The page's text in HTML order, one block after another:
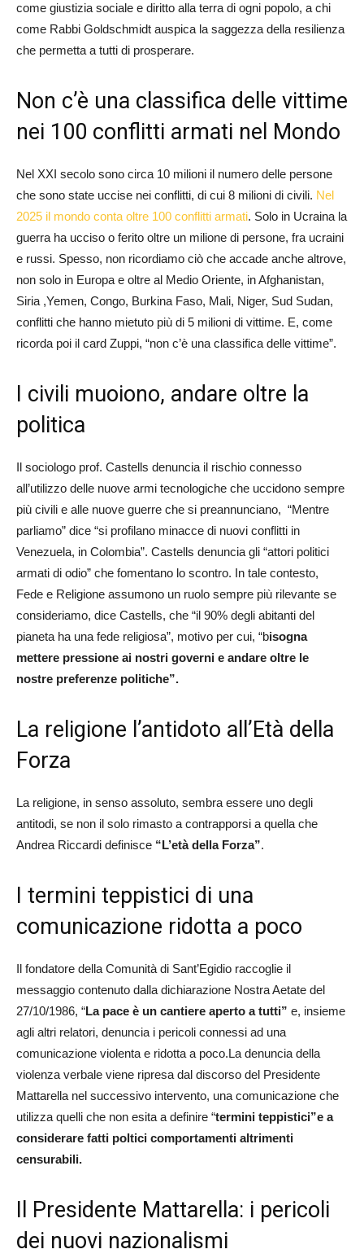
come giustizia sociale e diritto alla terra di ogni popolo, a chi
come Rabbi Goldschmidt auspica la saggezza della resilienza
che permetta a tutti di prosperare.
Non c’è una classifica delle vittime
nei 100 conflitti armati nel Mondo
Nel XXI secolo sono circa 10 milioni il numero delle persone
che sono state uccise nei conflitti, di cui 8 milioni di civili. Nel
2025 il mondo conta oltre 100 conflitti armati. Solo in Ucraina la
guerra ha ucciso o ferito oltre un milione di persone, fra ucraini
e russi. Spesso, non ricordiamo ciò che accade anche altrove,
non solo in Europa e oltre al Medio Oriente, in Afghanistan,
Siria ,Yemen, Congo, Burkina Faso, Mali, Niger, Sud Sudan,
conflitti che hanno mietuto più di 5 milioni di vittime. E, come
ricorda poi il card Zuppi, “non c’è una classifica delle vittime”.
I civili muoiono, andare oltre la
politica
Il sociologo prof. Castells denuncia il rischio connesso
all’utilizzo delle nuove armi tecnologiche che uccidono sempre
più civili e alle nuove guerre che si preannunciano, “Mentre
parliamo” dice “si profilano minacce di nuovi conflitti in
Venezuela, in Colombia”. Castells denuncia gli “attori politici
armati di odio” che fomentano lo scontro. In tale contesto,
Fede e Religione assumono un ruolo sempre più rilevante se
consideriamo, dice Castells, che “il 90% degli abitanti del
pianeta ha una fede religiosa”, motivo per cui, “bisogna
mettere pressione ai nostri governi e andare oltre le
nostre preferenze politiche”.
La religione l’antidoto all’Età della
Forza
La religione, in senso assoluto, sembra essere uno degli
antitodi, se non il solo rimasto a contrapporsi a quella che
Andrea Riccardi definisce “L’età della Forza”.
I termini teppistici di una
comunicazione ridotta a poco
Il fondatore della Comunità di Sant’Egidio raccoglie il
messaggio contenuto dalla dichiarazione Nostra Aetate del
27/10/1986, “La pace è un cantiere aperto a tutti” e, insieme
agli altri relatori, denuncia i pericoli connessi ad una
comunicazione violenta e ridotta a poco.La denuncia della
violenza verbale viene ripresa dal discorso del Presidente
Mattarella nel successivo intervento, una comunicazione che
utilizza quelli che non esita a definire “termini teppistici”e a
considerare fatti poltici comportamenti altrimenti
censurabili.
Il Presidente Mattarella: i pericoli
dei nuovi nazionalismi